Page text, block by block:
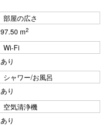
部屋の広さ
97.50 m2
Wi-Fi
あり
シャワー/お風呂
あり
空気清浄機
あり